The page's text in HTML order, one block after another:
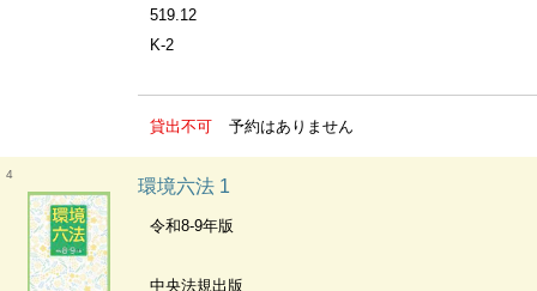
519.12
K-2
貸出不可 予約はありません
4
環境六法 1
令和8-9年版
中央法規出版